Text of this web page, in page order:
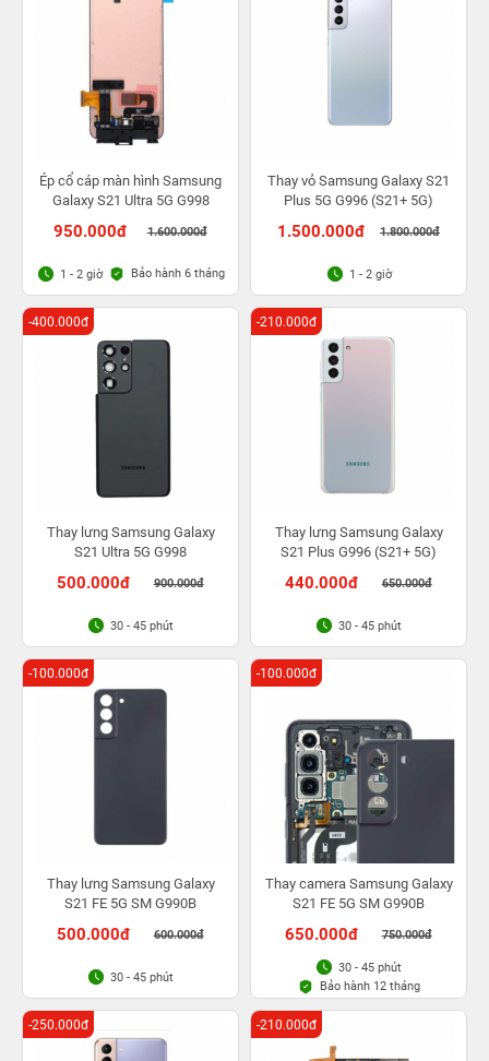
Ép cổ cáp màn hình Samsung
Galaxy S21 Ultra 5G G998
950.000đ 1.600.000đ
1 - 2 giờ Bảo hành 6 tháng
Thay vỏ Samsung Galaxy S21
Plus 5G G996 (S21+ 5G)
1.500.000đ 1.800.000đ
1 - 2 giờ
Thay lưng Samsung Galaxy
S21 Ultra 5G G998
500.000đ 900.000đ
-400.000đ
30 - 45 phút
Thay lưng Samsung Galaxy
S21 Plus G996 (S21+ 5G)
440.000đ 650.000đ
-210.000đ
30 - 45 phút
Thay lưng Samsung Galaxy
S21 FE 5G SM G990B
500.000đ 600.000đ
-100.000đ
30 - 45 phút
Thay camera Samsung Galaxy
S21 FE 5G SM G990B
650.000đ 750.000đ
-100.000đ
30 - 45 phút
Bảo hành 12 tháng
-250.000đ -210.000đ